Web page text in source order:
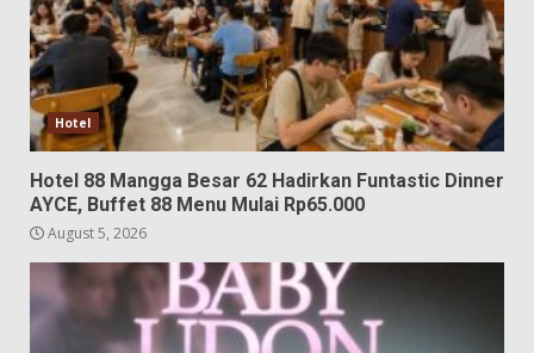
Hotel
Hotel 88 Mangga Besar 62 Hadirkan Funtastic Dinner
AYCE, Buffet 88 Menu Mulai Rp65.000
August 5, 2026